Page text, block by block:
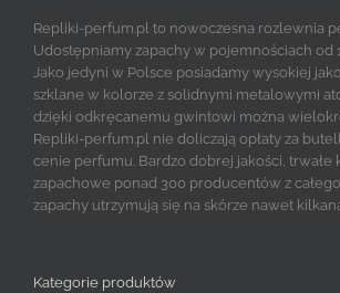
Repliki-perfum.pl to nowoczesna rozlewnia
Udostępniamy zapachy w pojemnościach od
Jako jedyni w Polsce posiadamy wysokiej
szklane w kolorze z solidnymi metalowymi
dzięki odkręcanemu gwintowi można
Repliki-perfum.pl nie doliczają opłaty za
cenie perfumu. Bardzo dobrej jakości, trwałe
zapachowe ponad 300 producentów z
zapachy utrzymują się na skórze nawet
Kategorie produktów